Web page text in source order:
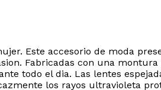
Este accesorio de moda
Fabricadas con una
todo el dia. Las lentes
los rayos ultravioleta